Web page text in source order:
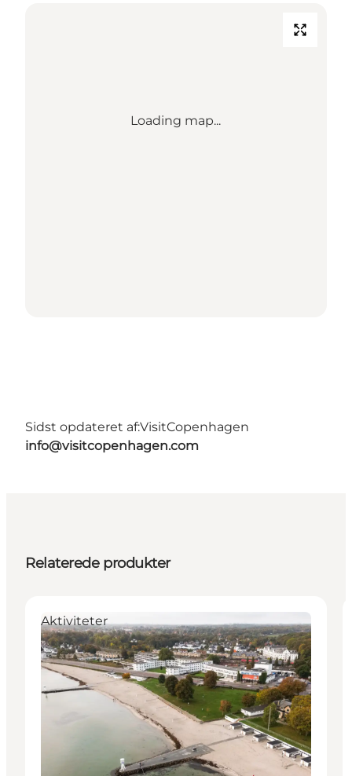
Loading map...
Sidst opdateret af:VisitCopenhagen
info@visitcopenhagen.com
Relaterede produkter
Aktiviteter